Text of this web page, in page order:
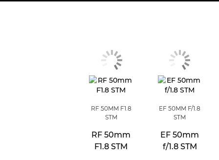
RF 50MM F1.8
STM
RF 50mm
F1.8 STM
EF 50MM F/1.8
STM
EF 50mm
f/1.8 STM